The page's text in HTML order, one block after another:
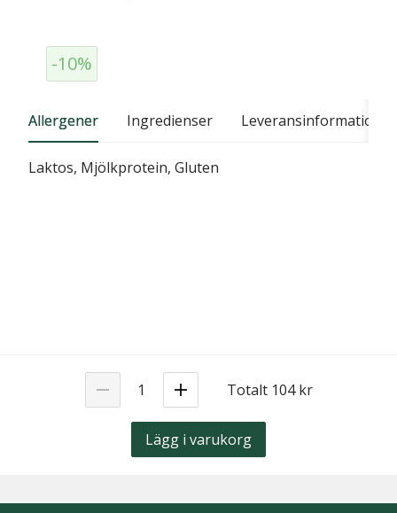
-10%
Allergener Ingredienser Leveransinformation
Laktos, Mjölkprotein, Gluten
Totalt 104 kr
Lägg i varukorg